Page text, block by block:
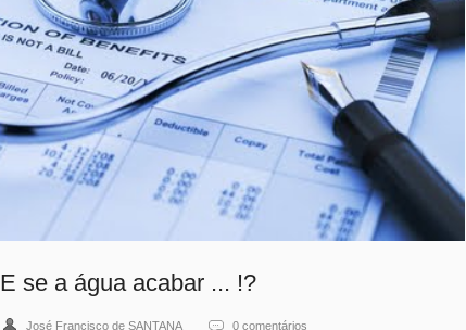
E se a água acabar ... !?
José Francisco de SANTANA 0 comentários